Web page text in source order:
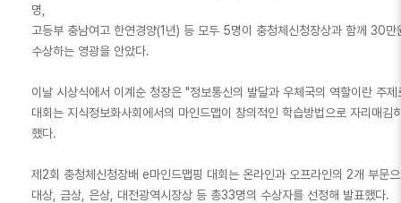
명,
고등부 충남여고 한연경양(1년) 등 모두 5명이 충청체신청장상과 함께 30
수상하는 영광을 안았다.
이날 시상식에서 이계순 청장은 "정보통신의 발달과 우체국의 역할이란 주
대회는 지식정보화사회에서의 마인드맵이 창의적인 학습방법으로 자리매김
했다.
제2회 충청체신청장배 e마인드맵핑 대회는 온라인과 오프라인의 2개 부문
대상, 금상, 은상, 대전광역시장상 등 총33명의 수상자를 선정해 발표했다.